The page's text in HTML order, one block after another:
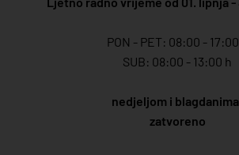
PON - PET: 08:00 -
SUB: 08:00 - 13:00 h
nedjeljom i
zatvoreno